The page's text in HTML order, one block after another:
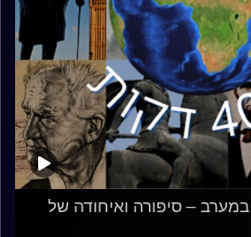
במערב – סיפורה ואיחודה של